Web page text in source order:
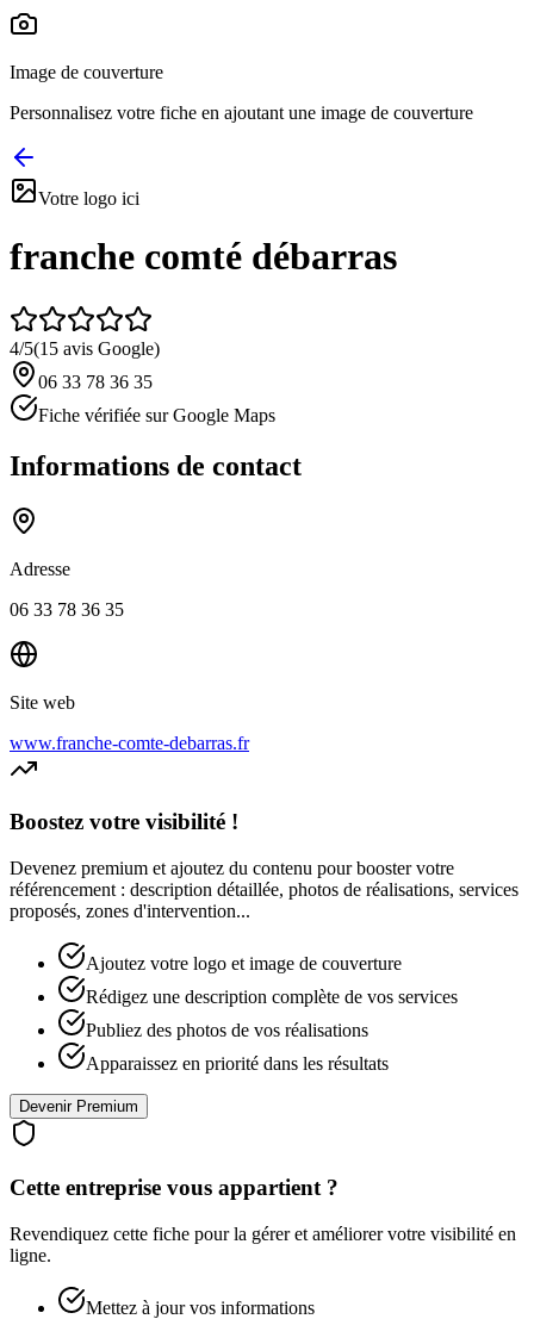
Image de couverture
Personnalisez votre fiche en ajoutant une image de couverture
Votre logo ici
franche comté débarras
4/5(15 avis Google)
06 33 78 36 35
Fiche vérifiée sur Google Maps
Informations de contact
Adresse
06 33 78 36 35
Site web
www.franche-comte-debarras.fr
Boostez votre visibilité !
Devenez premium et ajoutez du contenu pour booster votre
référencement : description détaillée, photos de réalisations, services
proposés, zones d'intervention...
Ajoutez votre logo et image de couverture
Rédigez une description complète de vos services
Publiez des photos de vos réalisations
Apparaissez en priorité dans les résultats
Devenir Premium
Cette entreprise vous appartient ?
Revendiquez cette fiche pour la gérer et améliorer votre visibilité en
ligne.
Mettez à jour vos informations